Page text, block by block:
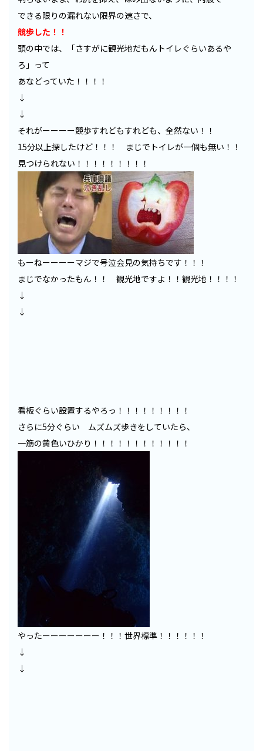
できる限りの漏れない限界の速さで、
競歩した！！
頭の中では、「さすがに観光地だもんトイレぐらいあるや
ろ」って
あなどっていた！！！！
↓
↓
それがーーーー競歩すれどもすれども、全然ない！！
15分以上探したけど！！！ まじでトイレが一個も無い！！
見つけられない！！！！！！！！！
もーねーーーーマジで号泣会見の気持ちです！！！
まじでなかったもん！！ 観光地ですよ！！観光地！！！！
↓
↓
看板ぐらい設置するやろっ！！！！！！！！！
さらに5分ぐらい ムズムズ歩きをしていたら、
一筋の黄色いひかり！！！！！！！！！！！！
やったーーーーーーー！！！世界標準！！！！！！
↓
↓